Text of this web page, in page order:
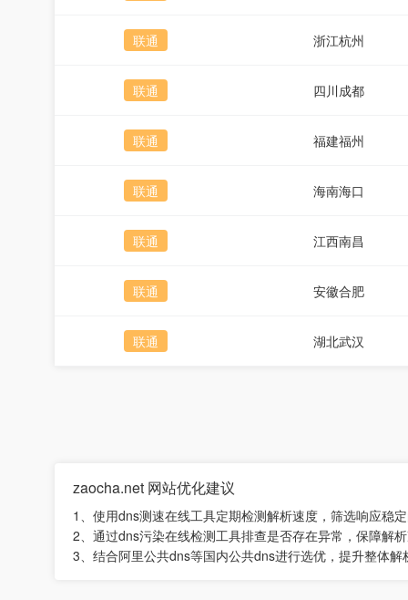
联通 浙江杭州
联通 四川成都
联通 福建福州
联通 海南海口
联通 江西南昌
联通 安徽合肥
联通 湖北武汉
zaocha.net 网站优化建议
1、使用dns测速在线工具定期检测解析速度，筛选响应稳
2、通过dns污染在线检测工具排查是否存在异常，保障解
3、结合阿里公共dns等国内公共dns进行选优，提升整体解